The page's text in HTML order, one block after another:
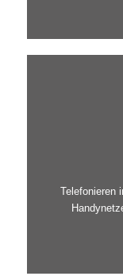
Telefonieren